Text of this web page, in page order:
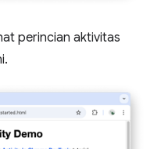
perincian aktivitas